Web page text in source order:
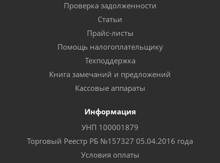
Проверка задолженности
Статьи
Прайс-листы
Помощь налогоплательщику
Техподдержка
Книга замечаний и предложений
Кассовые аппараты
Информация
УНП 100001879
Торговый Реестр РБ №157327 05.04.2016 года
Условия оплаты